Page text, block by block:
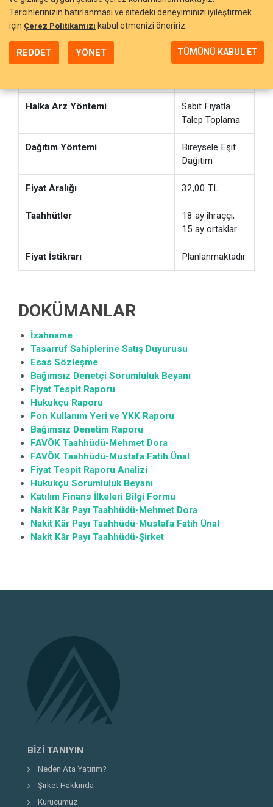
Talep Toplama Tarihleri
28-29 Aralık
Aracılık Yöntemi
En İyi Gayret
Halka Arz Yöntemi
Sabit Fiyatla
Talep Toplama
Dağıtım Yöntemi
Bireysele Eşit
Dağıtım
Fiyat Aralığı 32,00 TL
Taahhütler
18 ay ihraççı,
15 ay ortaklar
Fiyat İstikrarı Planlanmaktadır.
DOKÜMANLAR
İzahname
Tasarruf Sahiplerine Satış Duyurusu
Esas Sözleşme
Bağımsız Denetçi Sorumluluk Beyanı
Fiyat Tespit Raporu
Hukukçu Raporu
Fon Kullanım Yeri ve YKK Raporu
Bağımsız Denetim Raporu
FAVÖK Taahhüdü-Mehmet Dora
FAVÖK Taahhüdü-Mustafa Fatih Ünal
Fiyat Tespit Raporu Analizi
Hukukçu Sorumluluk Beyanı
Katılım Finans İlkeleri Bilgi Formu
Nakit Kâr Payı Taahhüdü-Mehmet Dora
Nakit Kâr Payı Taahhüdü-Mustafa Fatih Ünal
Nakit Kâr Payı Taahhüdü-Şirket
BIZI TANIYIN
Neden Ata Yatırım?
Şirket Hakkında
Kurucumuz
Tercihlerinizin hatırlanması ve sitedeki deneyiminizi iyileştirmek
için Çerez Politikamızı kabul etmenizi öneririz.
REDDET YÖNET TÜMÜNÜ KABUL ET